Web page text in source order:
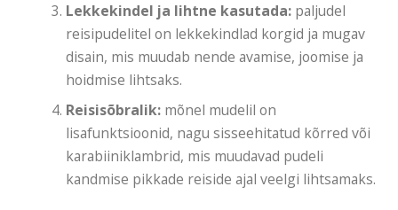
Lekkekindel ja lihtne kasutada: paljudel
reisipudelitel on lekkekindlad korgid ja mugav
disain, mis muudab nende avamise, joomise ja
hoidmise lihtsaks.
Reisisõbralik: mõnel mudelil on
lisafunktsioonid, nagu sisseehitatud kõrred või
karabiiniklambrid, mis muudavad pudeli
kandmise pikkade reiside ajal veelgi lihtsamaks.